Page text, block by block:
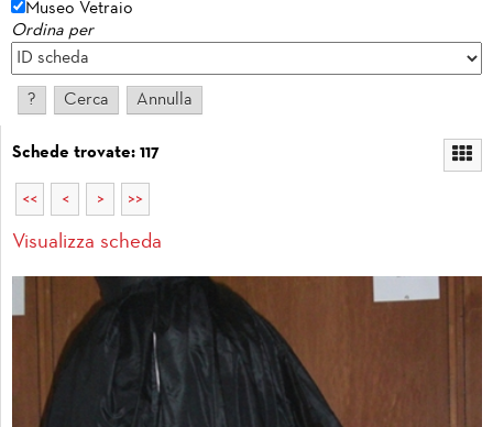
Museo Vetraio
Ordina per
Schede trovate: 117
<< < > >>
Visualizza scheda